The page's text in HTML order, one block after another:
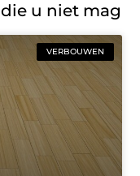
die u niet mag
VERBOUWEN